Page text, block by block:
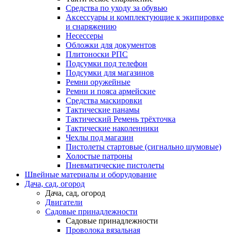
Средства по уходу за обувью
Аксессуары и комплектующие к экипировке
и снаряжению
Несессеры
Обложки для документов
Плитоноски РПС
Подсумки под телефон
Подсумки для магазинов
Ремни оружейные
Ремни и пояса армейские
Средства маскировки
Тактические панамы
Тактический Ремень трёхточка
Тактические наколенники
Чехлы под магазин
Пистолеты стартовые (сигнально шумовые)
Холостые патроны
Пневматические пистолеты
Швейные материалы и оборудование
Дача, сад, огород
Дача, сад, огород
Двигатели
Садовые принадлежности
Садовые принадлежности
Проволока вязальная